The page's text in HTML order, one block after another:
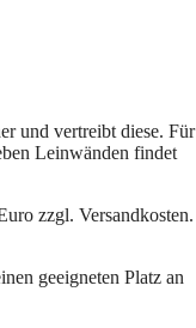
und vertreibt diese. Für
Leinwänden findet
zzgl. Versandkosten.
geeigneten Platz an